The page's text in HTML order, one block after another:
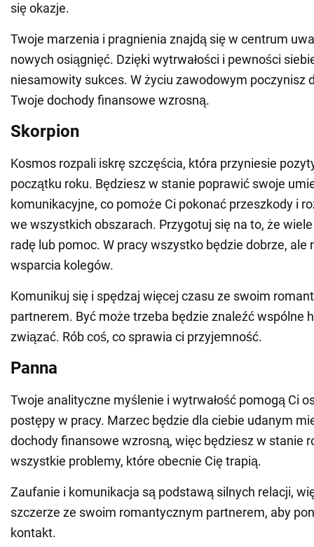
się okazje.
Twoje marzenia i pragnienia znajdą się w centrum
nowych osiągnięć. Dzięki wytrwałości i pewności
niesamowity sukces. W życiu zawodowym poczynisz
Twoje dochody finansowe wzrosną.
Skorpion
Kosmos rozpali iskrę szczęścia, która przyniesie
początku roku. Będziesz w stanie poprawić swoje
komunikacyjne, co pomoże Ci pokonać przeszkody i
we wszystkich obszarach. Przygotuj się na to, że
radę lub pomoc. W pracy wszystko będzie dobrze, ale
wsparcia kolegów.
Komunikuj się i spędzaj więcej czasu ze swoim
partnerem. Być może trzeba będzie znaleźć wspólne
związać. Rób coś, co sprawia ci przyjemność.
Panna
Twoje analityczne myślenie i wytrwałość pomogą Ci
postępy w pracy. Marzec będzie dla ciebie udanym
dochody finansowe wzrosną, więc będziesz w stanie
wszystkie problemy, które obecnie Cię trapią.
Zaufanie i komunikacja są podstawą silnych relacji,
szczerze ze swoim romantycznym partnerem, aby
kontakt.